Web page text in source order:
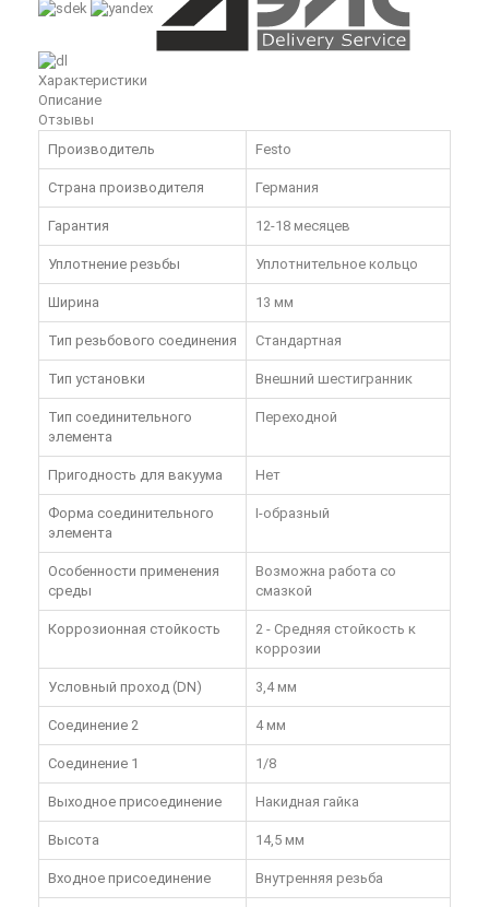
Характеристики
Описание
Отзывы
Производитель
Festo
Страна производителя Германия
Гарантия 12-18 месяцев
Уплотнение резьбы Уплотнительное кольцо
Ширина 13 мм
Тип резьбового соединения Стандартная
Тип установки Внешний шестигранник
Тип соединительного
элемента
Переходной
Пригодность для вакуума Нет
Форма соединительного
элемента
I-образный
Особенности применения
среды
Возможна работа со
смазкой
Коррозионная стойкость
2 - Средняя стойкость к
коррозии
Условный проход (DN) 3,4 мм
Соединение 2 4 мм
Соединение 1 1/8
Выходное присоединение Накидная гайка
Высота 14,5 мм
Входное присоединение Внутренняя резьба